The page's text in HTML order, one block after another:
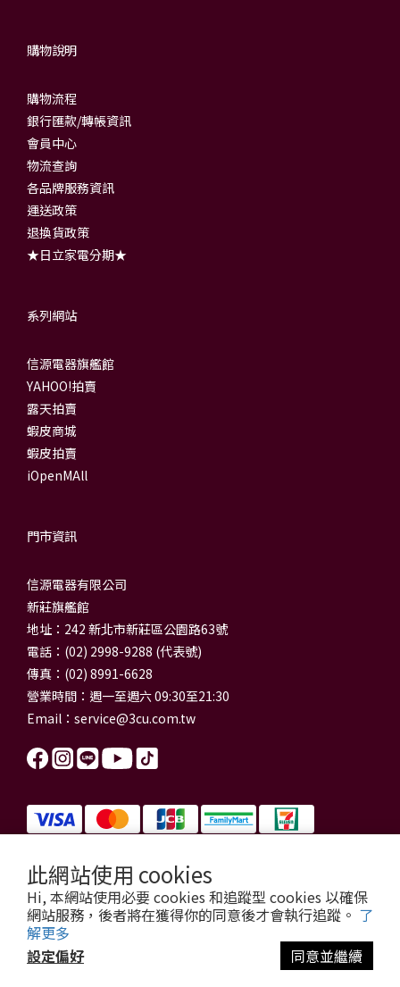
此網站使用 cookies
Hi, 本網站使用必要 cookies 和追蹤型 cookies 以確保
網站服務，後者將在獲得你的同意後才會執行追蹤。 了
解更多
設定偏好
同意並繼續
購物說明
購物流程
銀行匯款/轉帳資訊
會員中心
物流查詢
各品牌服務資訊
運送政策
退換貨政策
★日立家電分期★
系列網站
信源電器旗艦館
YAHOO!拍賣
露天拍賣
蝦皮商城
蝦皮拍賣
iOpenMAll
門市資訊
信源電器有限公司
新莊旗艦館
地址：242 新北市新莊區公園路63號
電話：(02) 2998-9288 (代表號)
傳真：(02) 8991-6628
營業時間：週一至週六 09:30至21:30
Email： service@3cu.com.tw
信源電器有限公司 統一編號：84179325
門市地址：新北市新莊區公園路63號
信源電器 版權所有
copyright © 2026 3cu.com.tw All Rights Reserved.